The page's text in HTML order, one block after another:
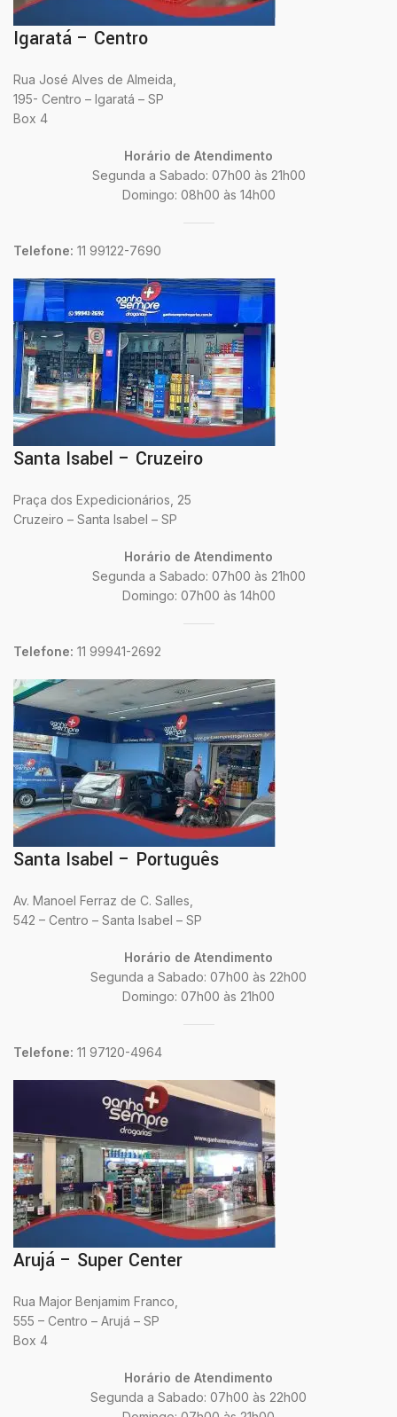
Igaratá – Centro
Rua José Alves de Almeida,
195- Centro – Igaratá – SP
Box 4
Horário de Atendimento
Segunda a Sabado: 07h00 às 21h00
Domingo: 08h00 às 14h00
Telefone: 11 99122-7690
Santa Isabel – Cruzeiro
Praça dos Expedicionários, 25
Cruzeiro – Santa Isabel – SP
Horário de Atendimento
Segunda a Sabado: 07h00 às 21h00
Domingo: 07h00 às 14h00
Telefone: 11 99941-2692
Santa Isabel – Português
Av. Manoel Ferraz de C. Salles,
542 – Centro – Santa Isabel – SP
Horário de Atendimento
Segunda a Sabado: 07h00 às 22h00
Domingo: 07h00 às 21h00
Telefone: 11 97120-4964
Arujá – Super Center
Rua Major Benjamim Franco,
555 – Centro – Arujá – SP
Box 4
Horário de Atendimento
Segunda a Sabado: 07h00 às 22h00